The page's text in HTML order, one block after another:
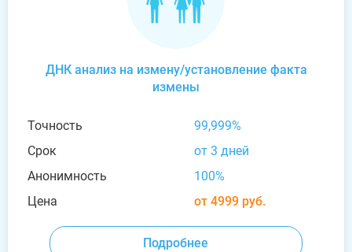
ДНК анализ на измену/установление факта
измены
Точность
99,999%
Срок
от 3 дней
Анонимность
100%
Цена
от 4999 руб.
Подробнее